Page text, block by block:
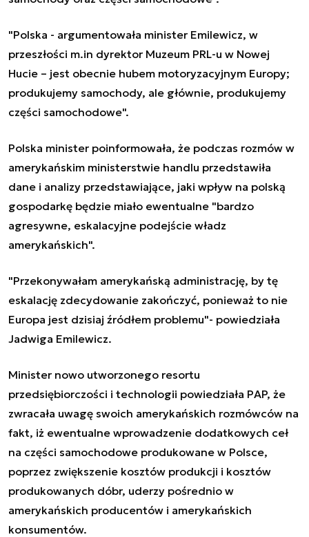
"Polska - argumentowała minister Emilewicz, w
przeszłości m.in dyrektor Muzeum PRL-u w Nowej
Hucie – jest obecnie hubem motoryzacyjnym Europy;
produkujemy samochody, ale głównie, produkujemy
części samochodowe".
Polska minister poinformowała, że podczas rozmów w
amerykańskim ministerstwie handlu przedstawiła
dane i analizy przedstawiające, jaki wpływ na polską
gospodarkę będzie miało ewentualne "bardzo
agresywne, eskalacyjne podejście władz
amerykańskich".
"Przekonywałam amerykańską administrację, by tę
eskalację zdecydowanie zakończyć, ponieważ to nie
Europa jest dzisiaj źródłem problemu"- powiedziała
Jadwiga Emilewicz.
Minister nowo utworzonego resortu
przedsiębiorczości i technologii powiedziała PAP, że
zwracała uwagę swoich amerykańskich rozmówców na
fakt, iż ewentualne wprowadzenie dodatkowych ceł
na części samochodowe produkowane w Polsce,
poprzez zwiększenie kosztów produkcji i kosztów
produkowanych dóbr, uderzy pośrednio w
amerykańskich producentów i amerykańskich
konsumentów.